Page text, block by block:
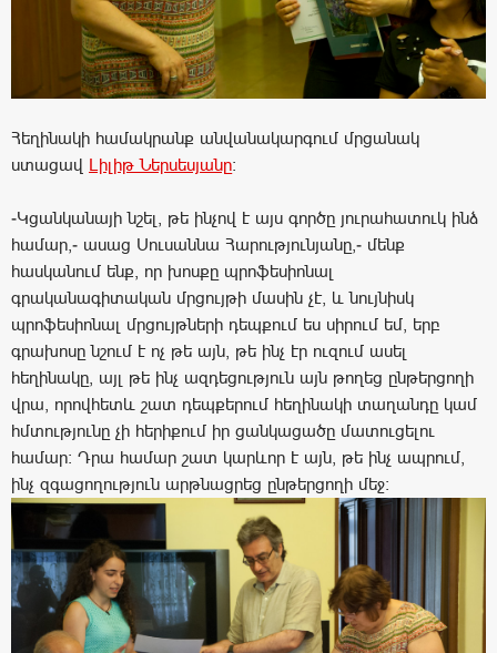
Հեղինակի համակրանք անվանակարգում մրցանակ
ստացավ Լիլիթ Ներսեսյանը:
-Կցանկանայի նշել, թե ինչով է այս գործը յուրահատուկ ինձ
համար,- ասաց Սուսաննա Հարությունյանը,- մենք
հասկանում ենք, որ խոսքը պրոֆեսիոնալ
գրականագիտական մրցույթի մասին չէ, և նույնիսկ
պրոֆեսիոնալ մրցույթների դեպքում ես սիրում եմ, երբ
գրախոսը նշում է ոչ թե այն, թե ինչ էր ուզում ասել
հեղինակը, այլ թե ինչ ազդեցություն այն թողեց ընթերցողի
վրա, որովհետև շատ դեպքերում հեղինակի տաղանդը կամ
հմտությունը չի հերիքում իր ցանկացածը մատուցելու
համար: Դրա համար շատ կարևոր է այն, թե ինչ ապրում,
ինչ զգացողություն արթնացրեց ընթերցողի մեջ: